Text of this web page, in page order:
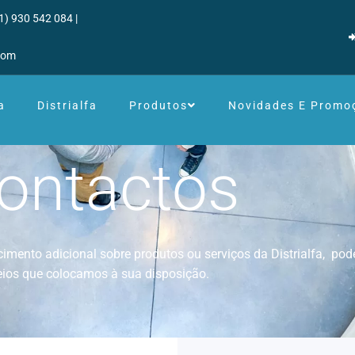
930 542 084 |
Distrialfa Produtos Novidades E
adicional sobre produtos ou serviços da Distrialfa,
que colocamos à sua disposição.